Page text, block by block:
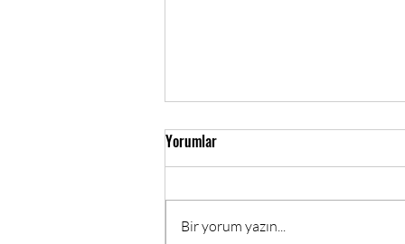
Yorumlar
Bir yorum yazın...